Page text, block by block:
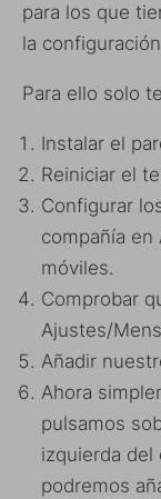
para los que
la
Para ello solo
Instalar el
Reiniciar el
Configurar
compañía en
móviles.
Comprobar
Ajustes/
Añadir
Ahora
pulsamos
izquierda del
podremos